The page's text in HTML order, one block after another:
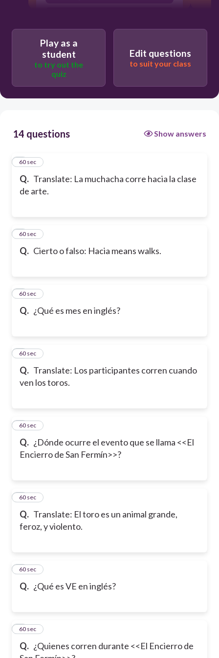
Play as a
student
to try out the
quiz
Edit questions
to suit your class
14 questions Show answers
Q. Translate: La muchacha corre hacia la clase
de arte.
160 sec
Q. Cierto o falso: Hacia means walks.
260 sec
Q. ¿Qué es mes en inglés?
360 sec
Q. Translate: Los participantes corren cuando
ven los toros.
460 sec
Q. ¿Dónde ocurre el evento que se llama <<El
Encierro de San Fermín>>?
560 sec
Q. Translate: El toro es un animal grande,
feroz, y violento.
660 sec
Q. ¿Qué es VE en inglés?
760 sec
Q. ¿Quienes corren durante <<El Encierro de
860 sec